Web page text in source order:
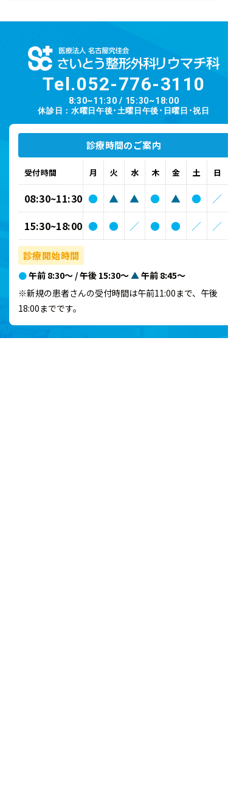
Tel.052-776-3110
8:30~11:30 / 15:30~18:00
休診日：水曜日午後･土曜日午後･日曜日･祝日
診療時間のご案内
受付時間 月 火 水 木 金 土 日
08:30~11:30 ● ▲ ▲ ● ▲ ●
／
15:30~18:00 ● ● ／ ● ● ／ ／
診療開始時間
●午前 8:30～ / 午後 15:30～ ▲ 午前 8:45～
※新規の患者さんの受付時間は午前11:00まで、午後
18:00までです。